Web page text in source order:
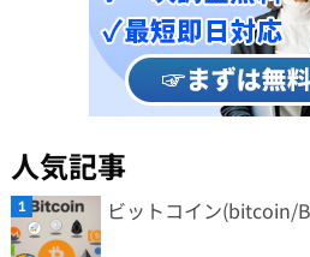
人気記事
ビットコイン(bitcoin/